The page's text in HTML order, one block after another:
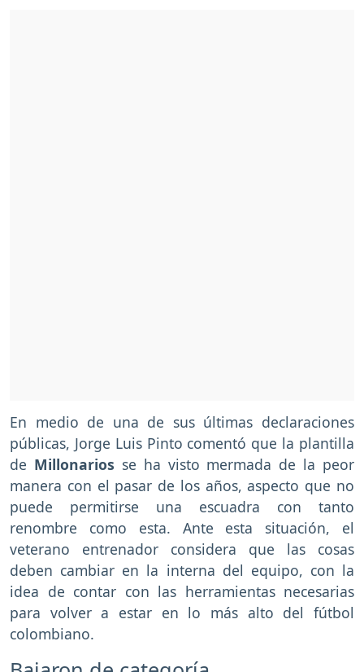
En medio de una de sus últimas declaraciones
públicas, Jorge Luis Pinto comentó que la plantilla
de Millonarios se ha visto mermada de la peor
manera con el pasar de los años, aspecto que no
puede permitirse una escuadra con tanto
renombre como esta. Ante esta situación, el
veterano entrenador considera que las cosas
deben cambiar en la interna del equipo, con la
idea de contar con las herramientas necesarias
para volver a estar en lo más alto del fútbol
colombiano.